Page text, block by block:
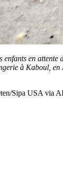
enfants en attente
à Kaboul, en
Sipa USA via